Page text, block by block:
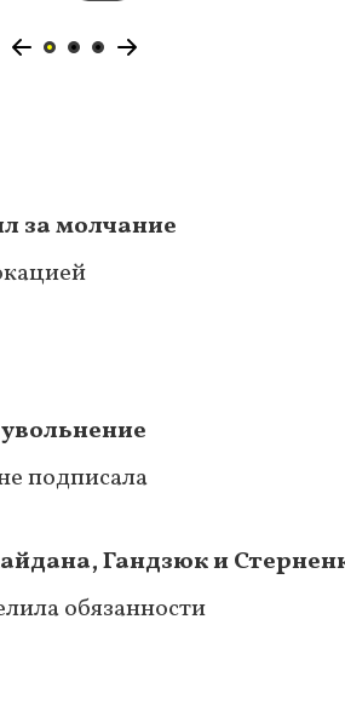
за молчание
подписала
Гандзюк и
обязанности